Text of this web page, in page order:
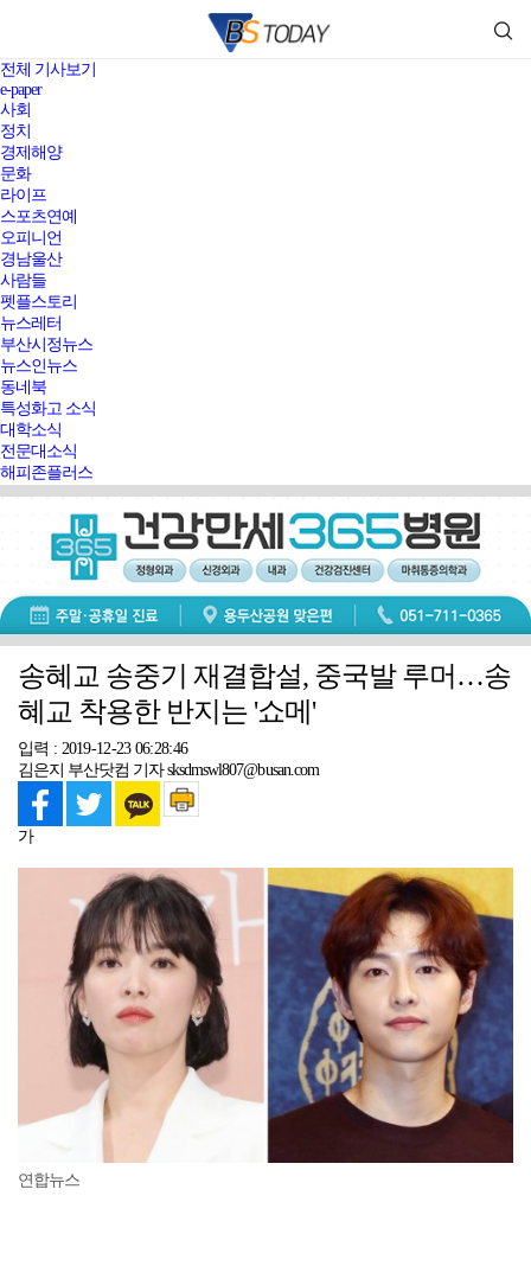
전체 기사보기
e-paper
사회
정치
경제해양
문화
라이프
스포츠연예
오피니언
경남울산
사람들
펫플스토리
뉴스레터
부산시정뉴스
뉴스인뉴스
동네북
특성화고 소식
대학소식
전문대소식
해피존플러스
송혜교 송중기 재결합설, 중국발 루머…송
혜교 착용한 반지는 '쇼메'
입력 : 2019-12-23 06:28:46
김은지 부산닷컴 기자 sksdmswl807@busan.com
가
연합뉴스